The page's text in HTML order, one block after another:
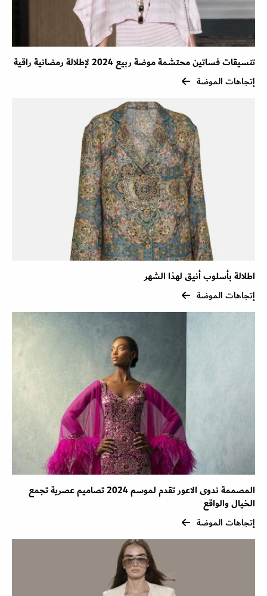
تنسيقات فساتين محتشمة موضة ربيع 2024 لإطلالة رمضانية راقية
إتجاهات الموضة
اطلالة بأسلوب أنيق لهذا الشهر
إتجاهات الموضة
المصممة ندوى الاعور تقدم لموسم 2024 تصاميم عصرية تجمع
الخيال والواقع
إتجاهات الموضة